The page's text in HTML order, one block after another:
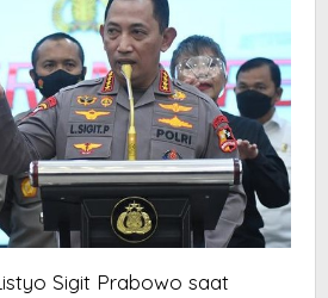
Sigit Prabowo saat